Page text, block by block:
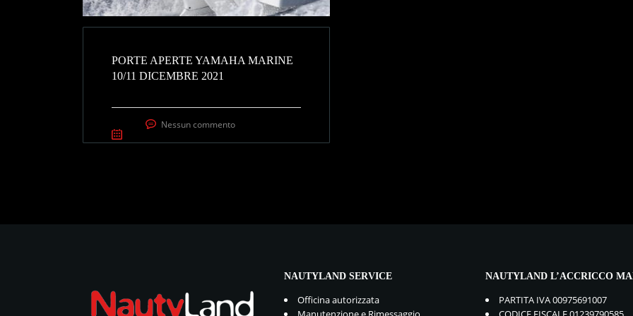
PORTE APERTE YAMAHA MARINE
10/11 DICEMBRE 2021
Nessun commento
NAUTYLAND SERVICE
Officina autorizzata
NAUTYLAND L’ACCRICCO
PARTITA IVA 00975691007